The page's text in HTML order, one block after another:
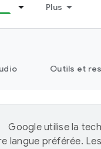
Plus
Outils et
Google utilise la
langue préférée.